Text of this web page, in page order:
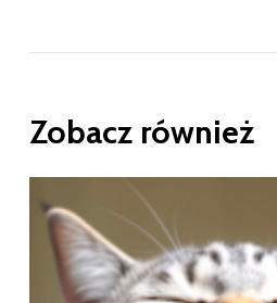
Zobacz również